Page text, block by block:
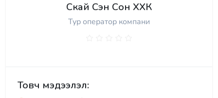
Скай Сэн Сон ХХК
Тур оператор компани
Товч мэдээлэл: